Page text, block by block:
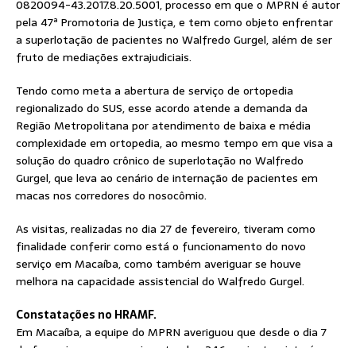
0820094-43.2017.8.20.5001, processo em que o MPRN é autor
pela 47ª Promotoria de Justiça, e tem como objeto enfrentar
a superlotação de pacientes no Walfredo Gurgel, além de ser
fruto de mediações extrajudiciais.
Tendo como meta a abertura de serviço de ortopedia
regionalizado do SUS, esse acordo atende a demanda da
Região Metropolitana por atendimento de baixa e média
complexidade em ortopedia, ao mesmo tempo em que visa a
solução do quadro crônico de superlotação no Walfredo
Gurgel, que leva ao cenário de internação de pacientes em
macas nos corredores do nosocômio.
As visitas, realizadas no dia 27 de fevereiro, tiveram como
finalidade conferir como está o funcionamento do novo
serviço em Macaíba, como também averiguar se houve
melhora na capacidade assistencial do Walfredo Gurgel.
Constatações no HRAMF.
Em Macaíba, a equipe do MPRN averiguou que desde o dia 7